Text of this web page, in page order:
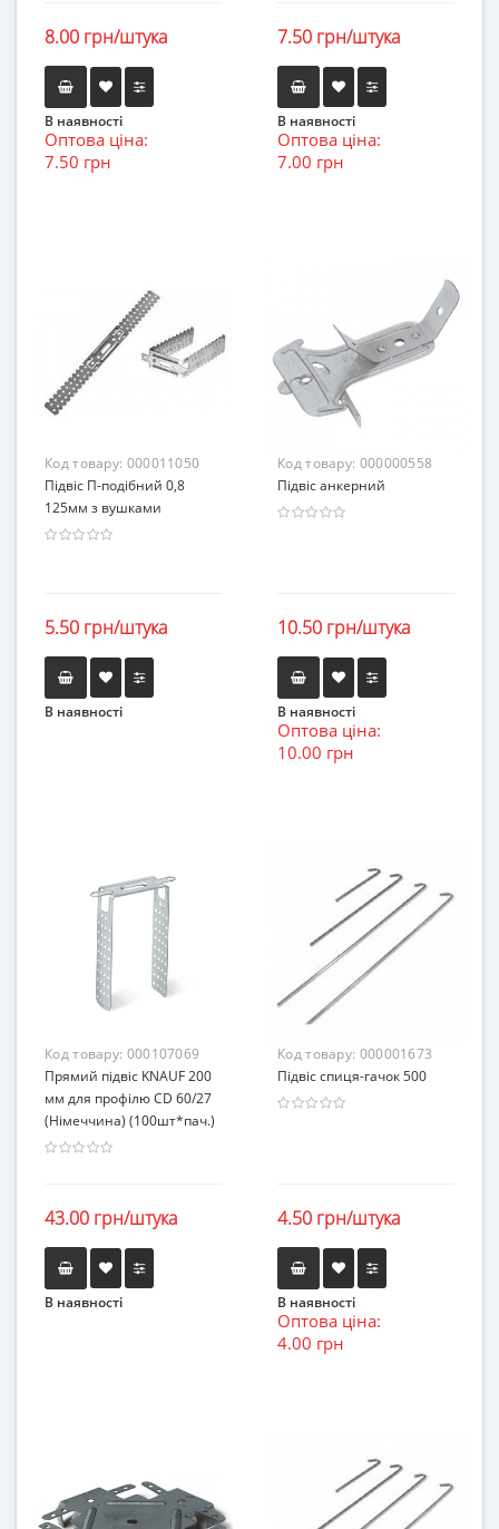
8.00 грн/штука
В наявності
Оптова ціна:
7.50 грн
7.50 грн/штука
В наявності
Оптова ціна:
7.00 грн
Код товару: 000011050
Підвіс П-подібний 0,8
125мм з вушками
5.50 грн/штука
В наявності
Код товару: 000000558
Підвіс анкерний
10.50 грн/штука
В наявності
Оптова ціна:
10.00 грн
Код товару: 000107069
Прямий підвіс KNAUF 200
мм для профілю CD 60/27
(Німеччина) (100шт*пач.)
43.00 грн/штука
В наявності
Код товару: 000001673
Підвіс спиця-гачок 500
4.50 грн/штука
В наявності
Оптова ціна:
4.00 грн